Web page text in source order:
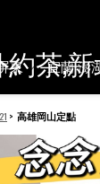
茶,
東 宜蘭 澎
> 高雄岡山定點